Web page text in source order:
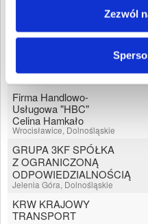
Zezwól
Wykonawstwo robót
Wałbrzych, Dolnośląskie
Firma Handlowo-
Usługowa "HBC"
Celina Hamkało
Wrocisławice, Dolnośląskie
GRUPA 3KF SPÓŁKA
Z OGRANICZONĄ
ODPOWIEDZIALNOŚCIĄ
Jelenia Góra, Dolnośląskie
KRW KRAJOWY
TRANSPORT